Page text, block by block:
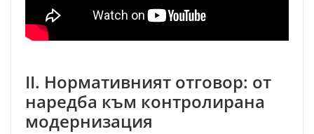
II. Нормативният отговор: от
наредба към контролирана
модернизация